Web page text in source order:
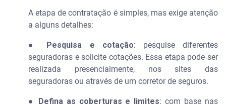
A etapa de contratação é simples, mas exige atenção
a alguns detalhes:
● Pesquisa e cotação: pesquise diferentes
seguradoras e solicite cotações. Essa etapa pode ser
realizada presencialmente, nos sites das
seguradoras ou através de um corretor de seguros.
● Defina as coberturas e limites: com base nas